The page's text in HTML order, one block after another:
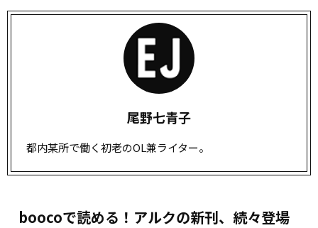
尾野七青子
都内某所で働く初老のOL兼ライター。
boocoで読める！アルクの新刊、続々登場